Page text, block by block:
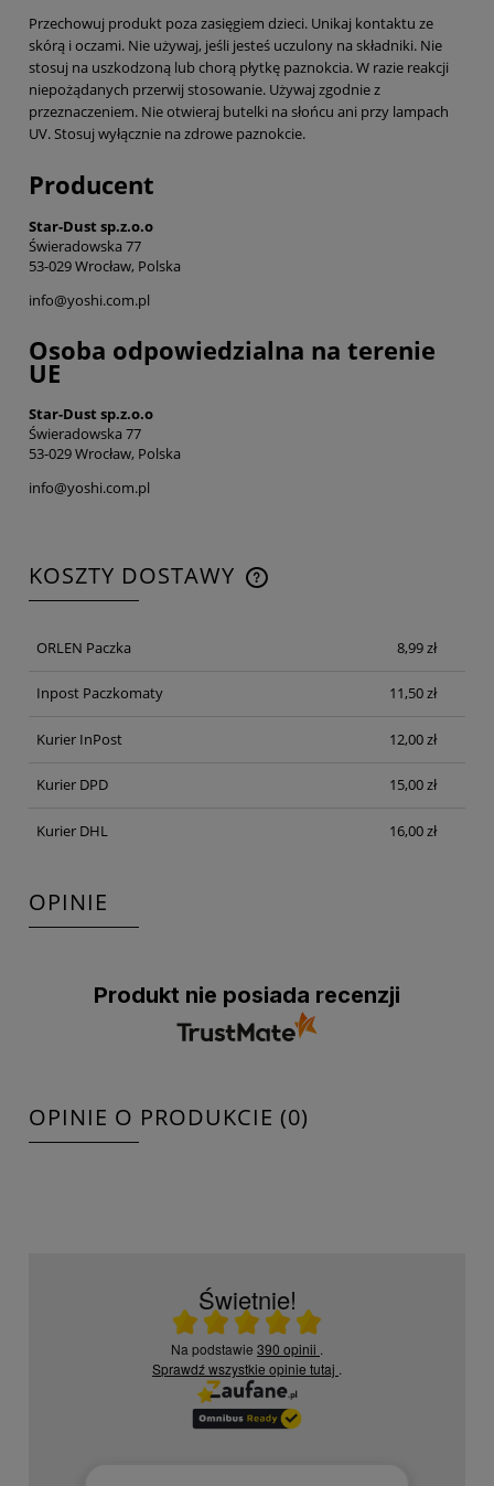
Przechowuj produkt poza zasięgiem dzieci. Unikaj kontaktu ze
skórą i oczami. Nie używaj, jeśli jesteś uczulony na składniki. Nie
stosuj na uszkodzoną lub chorą płytkę paznokcia. W razie reakcji
niepożądanych przerwij stosowanie. Używaj zgodnie z
przeznaczeniem. Nie otwieraj butelki na słońcu ani przy lampach
UV. Stosuj wyłącznie na zdrowe paznokcie.
Producent
Star-Dust sp.z.o.o
Świeradowska 77
53-029 Wrocław, Polska
info@yoshi.com.pl
Osoba odpowiedzialna na terenie
UE
Star-Dust sp.z.o.o
Świeradowska 77
53-029 Wrocław, Polska
info@yoshi.com.pl
KOSZTY DOSTAWY
CENA NIE ZAWIERA EWENTUALNYCH KOSZTÓW
ORLEN Paczka
8,99 zł
Inpost Paczkomaty 11,50 zł
Kurier InPost 12,00 zł
Kurier DPD 15,00 zł
Kurier DHL 16,00 zł
OPINIE
Produkt nie posiada recenzji
OPINIE O PRODUKCIE (0)
Świetnie!
Ocena średnia 5 na 5
Na podstawie 390 opinii .
Sprawdź wszystkie opinie tutaj .